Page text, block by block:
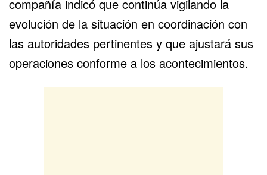
compañía indicó que continúa vigilando la
evolución de la situación en coordinación con
las autoridades pertinentes y que ajustará sus
operaciones conforme a los acontecimientos.